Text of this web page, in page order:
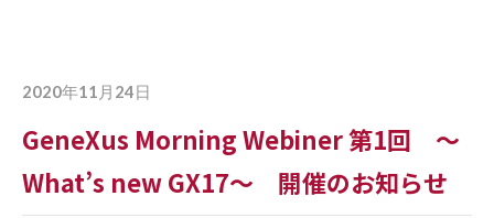
2020年11月24日
GeneXus Morning Webiner 第1回 ～
What’s new GX17～ 開催のお知らせ